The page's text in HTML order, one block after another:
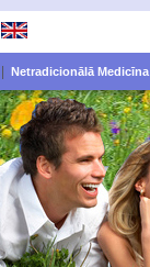
Netradicionālā Medicīna